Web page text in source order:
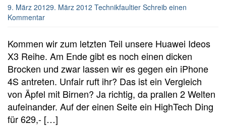
9. März 20129. März 2012 Technikfaultier Schreib einen
Kommentar
Kommen wir zum letzten Teil unsere Huawei Ideos
X3 Reihe. Am Ende gibt es noch einen dicken
Brocken und zwar lassen wir es gegen ein iPhone
4S antreten. Unfair ruft ihr? Das ist ein Vergleich
von Äpfel mit Birnen? Ja richtig, da prallen 2 Welten
aufeinander. Auf der einen Seite ein HighTech Ding
für 629,- […]